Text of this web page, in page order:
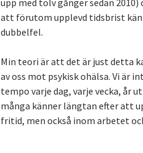
upp med tolv gånger sedan
att förutom upplevd tidsbrist
dubbelfel.
Min teori är att det är just detta
av oss mot psykisk ohälsa. Vi är
tempo varje dag, varje vecka, år
många känner längtan efter att
fritid, men också inom arbetet